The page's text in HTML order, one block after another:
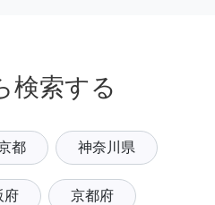
検索する
都 神奈川県
府 京都府